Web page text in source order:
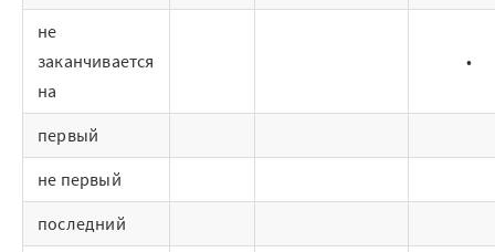
Готовые решения
Интеграции
Библиотеки компонентов
Обучение
Быстрый старт
не
заканчивается
на
•
первый
не первый
последний